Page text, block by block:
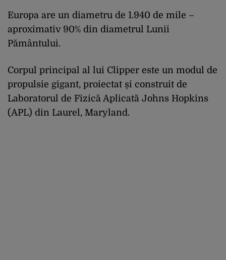
Europa are un diametru de 1.940 de mile –
aproximativ 90% din diametrul Lunii
Pământului.
Corpul principal al lui Clipper este un modul de
propulsie gigant, proiectat și construit de
Laboratorul de Fizică Aplicată Johns Hopkins
(APL) din Laurel, Maryland.